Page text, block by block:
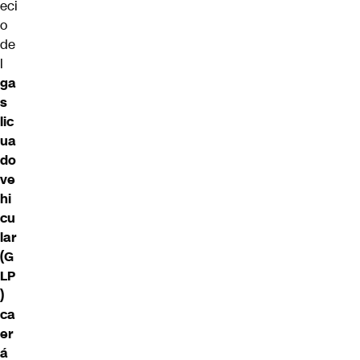
eci
o
de
l
ga
s
lic
ua
do
ve
hi
cu
lar
(G
LP
)
ca
er
á